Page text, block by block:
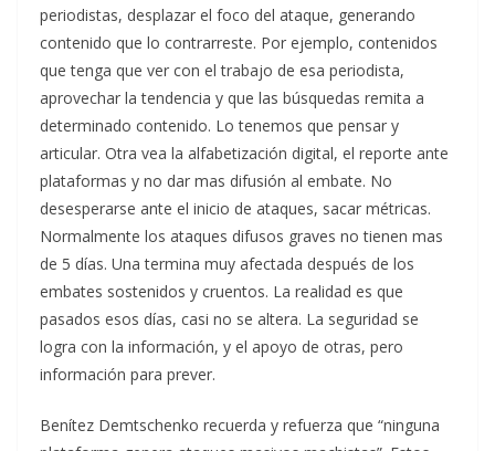
periodistas, desplazar el foco del ataque, generando
contenido que lo contrarreste. Por ejemplo, contenidos
que tenga que ver con el trabajo de esa periodista,
aprovechar la tendencia y que las búsquedas remita a
determinado contenido. Lo tenemos que pensar y
articular. Otra vea la alfabetización digital, el reporte ante
plataformas y no dar mas difusión al embate. No
desesperarse ante el inicio de ataques, sacar métricas.
Normalmente los ataques difusos graves no tienen mas
de 5 días. Una termina muy afectada después de los
embates sostenidos y cruentos. La realidad es que
pasados esos días, casi no se altera. La seguridad se
logra con la información, y el apoyo de otras, pero
información para prever.
Benítez Demtschenko recuerda y refuerza que “ninguna